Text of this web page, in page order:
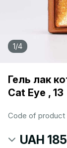
1/4
Гель лак
Cat Eye , 13
Code of product
UAH 185